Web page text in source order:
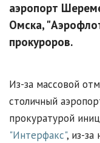
аэропорт
Омска,
прокуроров.
Из-за массовой
столичный
прокуратурой
"Интерфакс", из-за